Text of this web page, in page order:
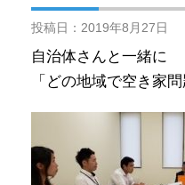
投稿日： 2019年8月27日
自治体さんと一緒に
「どの地域で空き家